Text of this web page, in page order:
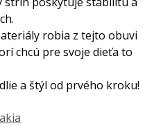
robia z tejto obuvi
chcú pre svoje dieťa to
a štýl od prvého kroku!